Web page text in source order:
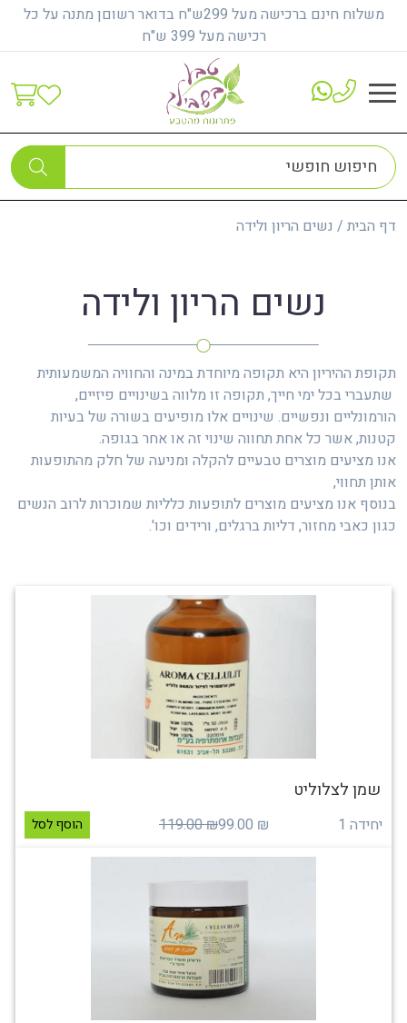
משלוח חינם ברכישה מעל 299ש"ח בדואר רשוםן מתנה על כל
רכישה מעל 399 ש"ח
דף הבית / נשים הריון ולידה
נשים הריון ולידה
תקופת ההיריון היא תקופה מיוחדת במינה והחוויה המשמעותית
שתעברי בכל ימי חייך, תקופה זו מלווה בשינויים פיזיים,
הורמונליים ונפשיים. שינויים אלו מופיעים בשורה של בעיות
קטנות, אשר כל אחת תחווה שינוי זה או אחר בגופה.
אנו מציעים מוצרים טבעיים להקלה ומניעה של חלק מהתופעות
אותן תחווי,
בנוסף אנו מציעים מוצרים לתופעות כלליות שמוכרות לרוב הנשים
כגון כאבי מחזור, דליות ברגלים, ורידים וכו'.
שמן לצלוליט
יחידה 1 ₪ 99.00
₪ 119.00 הוסף לסל